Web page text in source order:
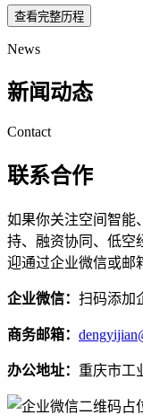
查看完整历程
News
新闻动态
Contact
联系合作
如果你关注空间智能
持、融资协同、低空
迎通过企业微信或邮
企业微信： 扫码添加
商务邮箱：
办公地址： 重庆市工